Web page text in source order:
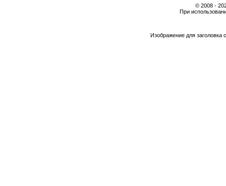
© 2008 -
При
Изображение для